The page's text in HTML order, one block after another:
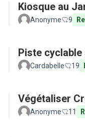
Kiosque au
Anonyme 9
Piste cyclable
Cardabelle 19
Végétaliser
Anonyme 11